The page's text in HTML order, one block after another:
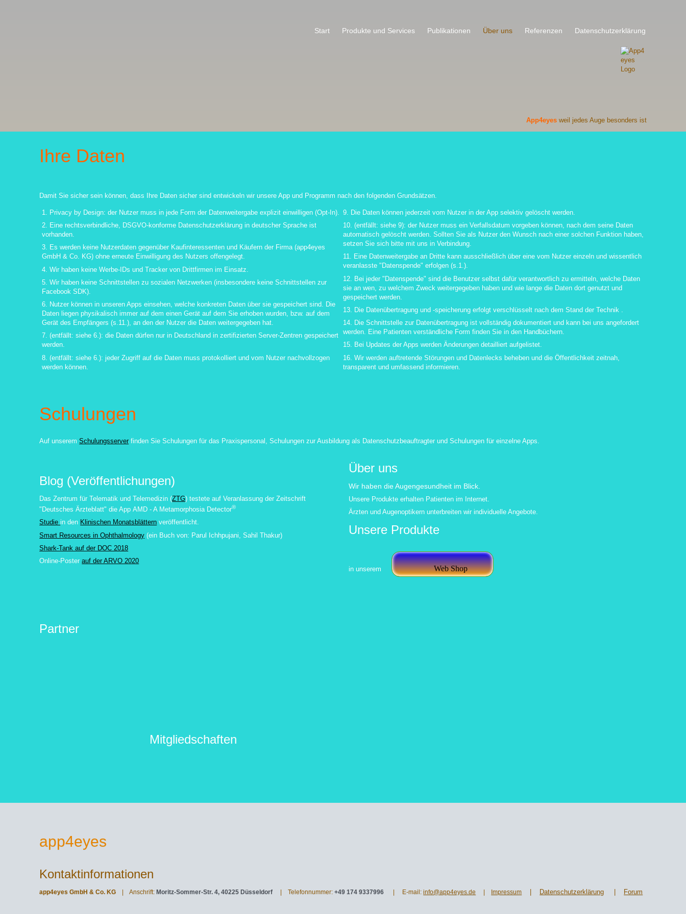
Start Produkte und Services Publikationen Über uns Referenzen Datenschutzerklärung
App4eyes weil jedes Auge besonders ist
Ihre Daten
Damit Sie sicher sein können, dass Ihre Daten sicher sind entwickeln wir unsere App und Programm nach den folgenden Grundsätzen.
1. Privacy by Design: der Nutzer muss in jede Form der Datenweitergabe explizit einwilligen (Opt-In).
2. Eine rechtsverbindliche, DSGVO-konforme Datenschutzerklärung in deutscher Sprache ist
vorhanden.
3. Es werden keine Nutzerdaten gegenüber Kaufinteressenten und Käufern der Firma (app4eyes
GmbH & Co. KG) ohne erneute Einwilligung des Nutzers offengelegt.
4. Wir haben keine Werbe-IDs und Tracker von Drittfirmen im Einsatz.
5. Wir haben keine Schnittstellen zu sozialen Netzwerken (insbesondere keine Schnittstellen zur
Facebook SDK).
6. Nutzer können in unseren Apps einsehen, welche konkreten Daten über sie gespeichert sind. Die
Daten liegen physikalisch immer auf dem einen Gerät auf dem Sie erhoben wurden, bzw. auf dem
Gerät des Empfängers (s.11.), an den der Nutzer die Daten weitergegeben hat.
7. (entfällt: siehe 6.): die Daten dürfen nur in Deutschland in zertifizierten Server-Zentren gespeichert
werden.
8. (entfällt: siehe 6.): jeder Zugriff auf die Daten muss protokolliert und vom Nutzer nachvollzogen
werden können.
9. Die Daten können jederzeit vom Nutzer in der App selektiv gelöscht werden.
10. (entfällt: siehe 9): der Nutzer muss ein Verfallsdatum vorgeben können, nach dem seine Daten
automatisch gelöscht werden. Sollten Sie als Nutzer den Wunsch nach einer solchen Funktion haben,
setzen Sie sich bitte mit uns in Verbindung.
11. Eine Datenweitergabe an Dritte kann ausschließlich über eine vom Nutzer einzeln und wissentlich
veranlasste "Datenspende" erfolgen (s.1.).
12. Bei jeder "Datenspende" sind die Benutzer selbst dafür verantwortlich zu ermitteln, welche Daten
sie an wen, zu welchem Zweck weitergegeben haben und wie lange die Daten dort genutzt und
gespeichert werden.
13. Die Datenübertragung und -speicherung erfolgt verschlüsselt nach dem Stand der Technik .
14. Die Schnittstelle zur Datenübertragung ist vollständig dokumentiert und kann bei uns angefordert
werden. Eine Patienten verständliche Form finden Sie in den Handbüchern.
15. Bei Updates der Apps werden Änderungen detailliert aufgelistet.
16. Wir werden auftretende Störungen und Datenlecks beheben und die Öffentlichkeit zeitnah,
transparent und umfassend informieren.
Schulungen
Auf unseremSchulungsserver finden Sie Schulungen für das Praxispersonal, Schulungen zur Ausbildung als Datenschutzbeauftragter und Schulungen für einzelne Apps.
Blog (Veröffentlichungen)
Das Zentrum für Telematik und Telemedizin (ZTG) testete auf Veranlassung der Zeitschrift
"Deutsches Ärzteblatt" die AppAMD - A Metamorphosia Detector®
Studiein den Klinischen Monatsblättern veröffentlicht.
Smart Resources in Ophthalmology (ein Buch von: Parul Ichhpujani, Sahil Thakur)
Shark-Tank auf der DOC 2018
Online-Posterauf der ARVO 2020
Über uns
Wir haben die Augengesundheit im Blick.
Unsere Produkte erhalten Patienten im Internet.
Ärzten und Augenoptikern unterbreiten wir individuelle Angebote.
Unsere Produkte
in unserem Web Shop
Partner
Mitgliedschaften
app4eyes
Kontaktinformationen
app4eyes GmbH & Co. KG | Anschrift: Moritz-Sommer-Str. 4, 40225 Düsseldorf | Telefonnummer:+49 174 9337996 | E-mail:info@app4eyes.de Impressum Datenschutzerklärung Forum